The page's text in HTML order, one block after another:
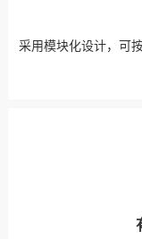
采用模块化设计，可